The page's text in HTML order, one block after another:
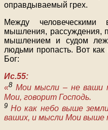
оправдываемый грех.
Между человеческими
мышления, рассуждения,
мышлением и судом
людьми пропасть. Вот
Бог:
Ис.55:
«8 Мои мысли – не ваши
Мои, говорит Господь.
9 Но как небо выше
ваших, и мысли Мои выше